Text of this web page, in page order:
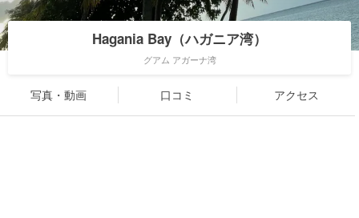
Hagania Bay（ハガニア湾）
グアム アガーナ湾
写真・動画 口コミ アクセス